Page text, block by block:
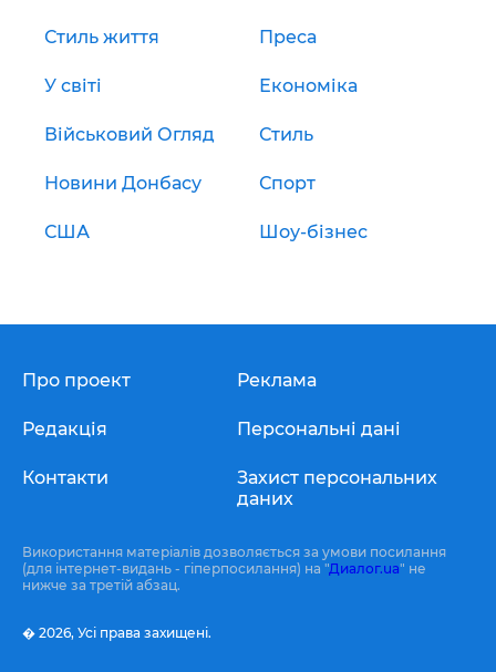
Стиль життя Преса
У світі Економіка
Військовий Огляд Стиль
Новини Донбасу Спорт
США Шоу-бізнес
Про проект
Редакція
Контакти
Реклама
Персональні дані
Захист персональних
даних
Використання матеріалів дозволяється за умови посилання
(для інтернет-видань - гіперпосилання) на "Диалог.ua" не
нижче за третій абзац.
� 2026, Усі права захищені.